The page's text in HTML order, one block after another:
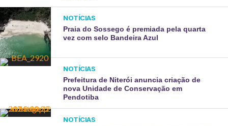
NOTÍCIAS
Praia do Sossego é premiada pela quarta
vez com selo Bandeira Azul
NOTÍCIAS
Prefeitura de Niterói anuncia criação de
nova Unidade de Conservação em
Pendotiba
NOTÍCIAS